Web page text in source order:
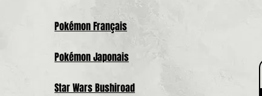
Pokémon Français
Pokémon Japonais
Star Wars Bushiroad